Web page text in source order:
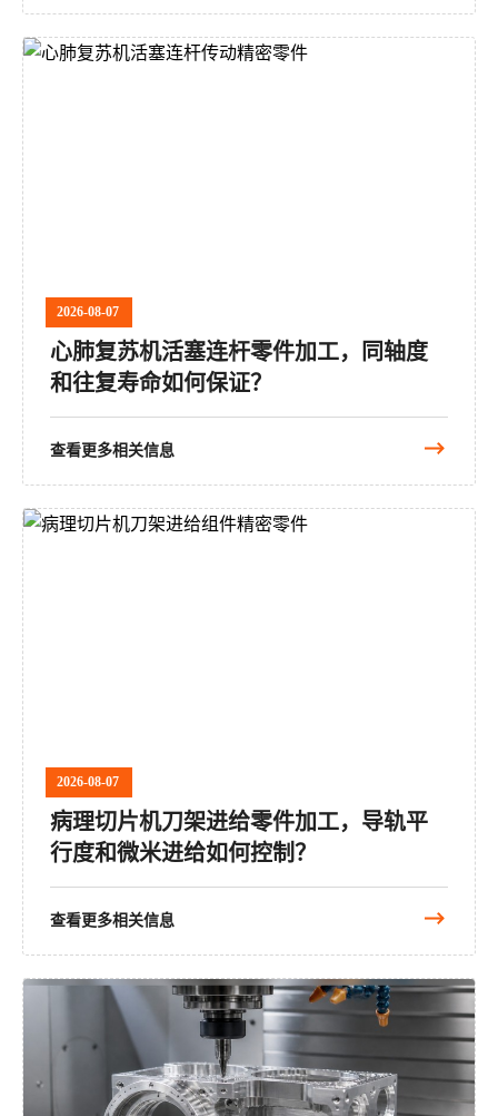
2026-08-07
心肺复苏机活塞连杆零件加工，同轴度
和往复寿命如何保证？
查看更多相关信息
2026-08-07
病理切片机刀架进给零件加工，导轨平
行度和微米进给如何控制？
查看更多相关信息